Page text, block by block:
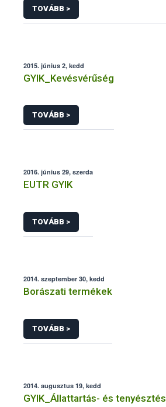
TOVÁBB >
2015. június 2, kedd
GYIK_Kevésvérűség
TOVÁBB >
2016. június 29, szerda
EUTR GYIK
TOVÁBB >
2014. szeptember 30, kedd
Borászati termékek
TOVÁBB >
2014. augusztus 19, kedd
GYIK_Állattartás- és tenyésztés